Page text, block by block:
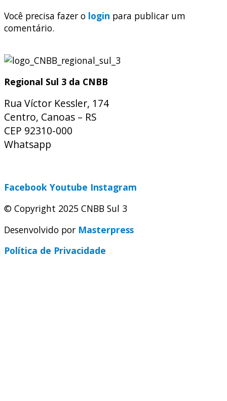
Você precisa fazer o login para publicar um
comentário.
Regional Sul 3 da CNBB
Rua Víctor Kessler, 174
Centro, Canoas – RS
CEP 92310-000
Whatsapp
Facebook Youtube Instagram
© Copyright 2025 CNBB Sul 3
Desenvolvido por Masterpress
Política de Privacidade